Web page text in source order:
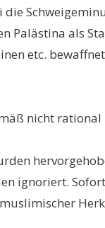
als
etc.
nicht
ignoriert.